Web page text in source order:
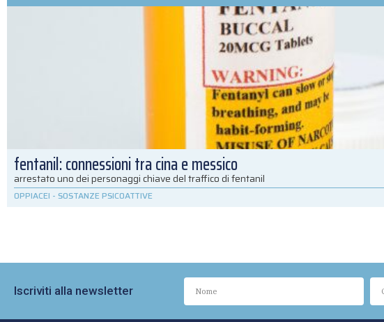
fentanil: connessioni tra cina e messico
arrestato uno dei personaggi chiave del traffico di fentanil
OPPIACEI - SOSTANZE PSICOATTIVE
Iscriviti alla newsletter